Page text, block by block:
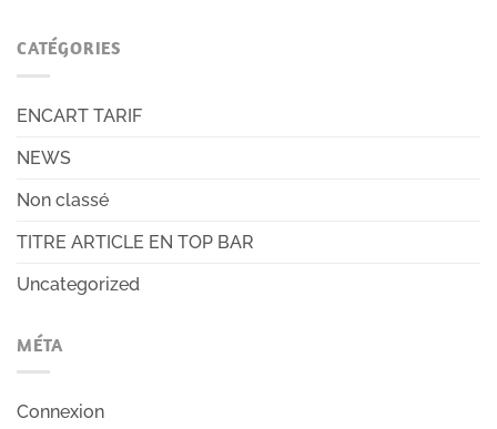
CATÉGORIES
ENCART TARIF
NEWS
Non classé
TITRE ARTICLE EN TOP BAR
Uncategorized
MÉTA
Connexion